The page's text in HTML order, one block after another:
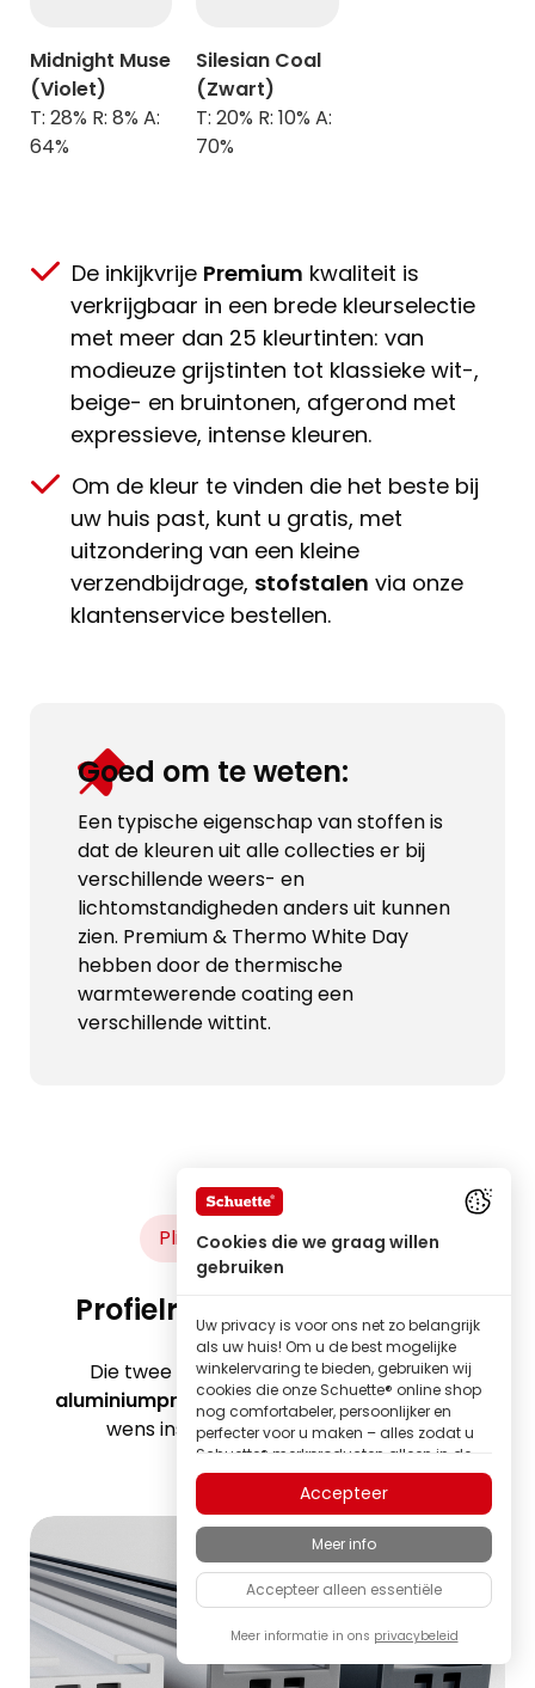
Midnight Muse
(Violet)
T: 28% R: 8% A:
64%
Silesian Coal
(Zwart)
T: 20% R: 10% A:
70%
De inkijkvrije Premium kwaliteit is
verkrijgbaar in een brede kleurselectie
met meer dan 25 kleurtinten: van
modieuze grijstinten tot klassieke wit-,
beige- en bruintonen, afgerond met
expressieve, intense kleuren.
Om de kleur te vinden die het beste bij
uw huis past, kunt u gratis, met
uitzondering van een kleine
verzendbijdrage, stofstalen via onze
klantenservice bestellen.
Goed om te weten:
Een typische eigenschap van stoffen is
dat de kleuren uit alle collecties er bij
verschillende weers- en
lichtomstandigheden anders uit kunnen
zien. Premium & Thermo White Day
hebben door de thermische
warmtewerende coating een
verschillende wittint.
Plisségordijn profielrails
Profielrails van aluminium
Die twee in het plisségordijn gebruikte
aluminiumprofielenmaken een volledig naar
wens instelbare lichtinval mogelijk.
Cookies die we graag willen
gebruiken
Uw privacy is voor ons net zo belangrijk
als uw huis! Om u de best mogelijke
winkelervaring te bieden, gebruiken wij
cookies die onze Schuette® online shop
nog comfortabeler, persoonlijker en
perfecter voor u maken – alles zodat u
Schuette® merkproducten alleen in de
beste kwaliteit kunt ontdekken.
Sommige van deze cookies zijn
noodzakelijk om onze Schuette® shop
betrouwbaar te laten functioneren;
andere stellen ons in staat om inhoud
en advertenties af te stemmen op uw
interesses, of om volledig anoniem
inzicht te krijgen in het bezoekersgedrag.
Als familiebedrijf hechten wij veel
Accepteer
Meer info
Accepteer alleen essentiële
Meer informatie in ons privacybeleid